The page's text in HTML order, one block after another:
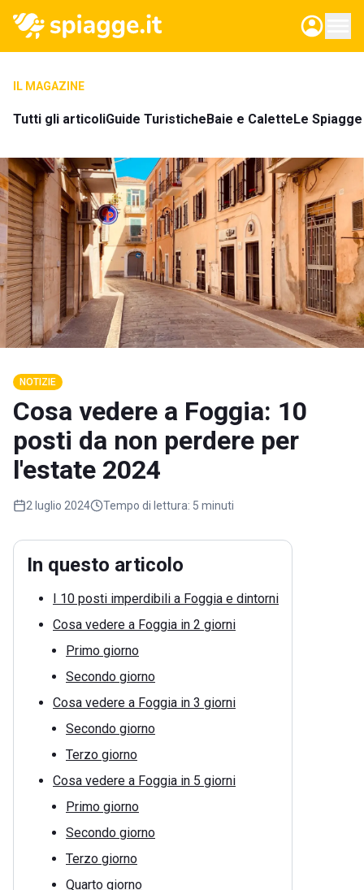
IL MAGAZINE
Tutti gli articoliGuide TuristicheBaie e CaletteLe
NOTIZIE
Cosa vedere a Foggia: 10
posti da non perdere per
l'estate 2024
2 luglio 2024 Tempo di lettura: 5 minuti
In questo articolo
I 10 posti imperdibili a Foggia e dintorni
Cosa vedere a Foggia in 2 giorni
Primo giorno
Secondo giorno
Cosa vedere a Foggia in 3 giorni
Secondo giorno
Terzo giorno
Cosa vedere a Foggia in 5 giorni
Primo giorno
Secondo giorno
Terzo giorno
Quarto giorno